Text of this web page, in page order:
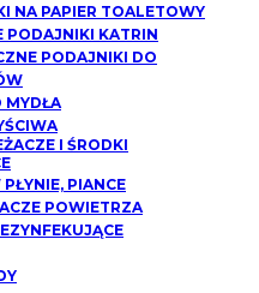
NA PAPIER TOALETOWY
PODAJNIKI KATRIN
PODAJNIKI DO
MYDŁA
I ŚRODKI
PIANCE
POWIETRZA